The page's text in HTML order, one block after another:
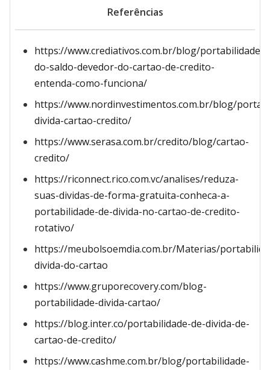
Referências
https://www.crediativos.com.br/blog/portabilidade-
do-saldo-devedor-do-cartao-de-credito-
entenda-como-funciona/
https://www.nordinvestimentos.com.br/blog/
divida-cartao-credito/
https://www.serasa.com.br/credito/blog/cartao-
credito/
https://riconnect.rico.com.vc/analises/reduza-
suas-dividas-de-forma-gratuita-conheca-a-
portabilidade-de-divida-no-cartao-de-credito-
rotativo/
https://meubolsoemdia.com.br/Materias/
divida-do-cartao
https://www.gruporecovery.com/blog-
portabilidade-divida-cartao/
https://blog.inter.co/portabilidade-de-divida-de-
cartao-de-credito/
https://www.cashme.com.br/blog/portabilidade-